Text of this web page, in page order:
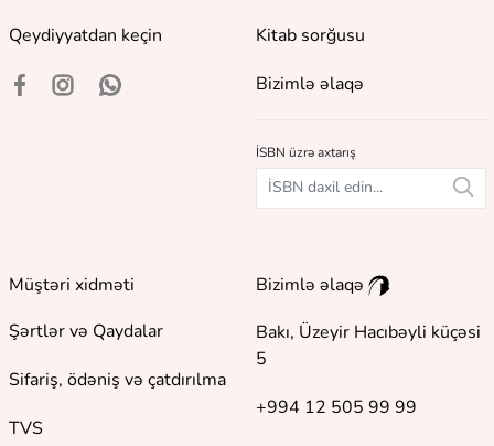
Qeydiyyatdan keçin
Kitab sorğusu
Bizimlə əlaqə
İSBN üzrə axtarış
Müştəri xidməti
Şərtlər və Qaydalar
Sifariş, ödəniş və çatdırılma
TVS
Bizimlə əlaqə
Bakı, Üzeyir Hacıbəyli küçəsi
5
+994 12 505 99 99